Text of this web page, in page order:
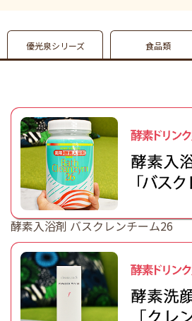
優光泉シリーズ 食品類
酵素入浴剤 バスクレンチーム26